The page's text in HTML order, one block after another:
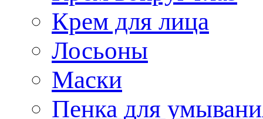
Крем для лица
Лосьоны
Маски
Пенка для